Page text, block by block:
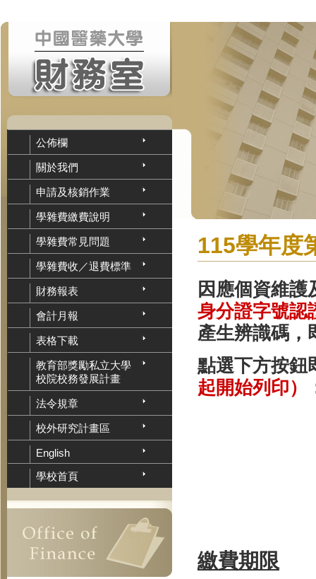
公佈欄
關於我們
申請及核銷作業
學雜費繳費說明
學雜費常見問題
學雜費收／退費標準
財務報表
會計月報
表格下載
教育部獎勵私立大學
校院校務發展計畫
法令規章
校外研究計畫區
English
學校首頁
115學年度
因應個資維
身分證字號認
產生辨識碼，
點選下方按鈕
起開始列印）
繳費期限